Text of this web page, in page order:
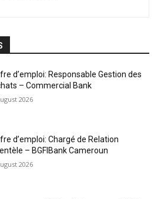
d’emploi: Responsable Gestion des
– Commercial Bank
2026
d’emploi: Chargé de Relation
– BGFIBank Cameroun
2026